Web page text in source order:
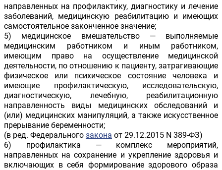
направленных на профилактику, диагностику и лечение
заболеваний, медицинскую реабилитацию и имеющих
самостоятельное законченное значение;
5) медицинское вмешательство — выполняемые
медицинским работником и иным работником,
имеющим право на осуществление медицинской
деятельности, по отношению к пациенту, затрагивающие
физическое или психическое состояние человека и
имеющие профилактическую, исследовательскую,
диагностическую, лечебную, реабилитационную
направленность виды медицинских обследований и
(или) медицинских манипуляций, а также искусственное
прерывание беременности;
(в ред. Федерального закона от 29.12.2015 N 389-ФЗ)
6) профилактика — комплекс мероприятий,
направленных на сохранение и укрепление здоровья и
включающих в себя формирование здорового образа